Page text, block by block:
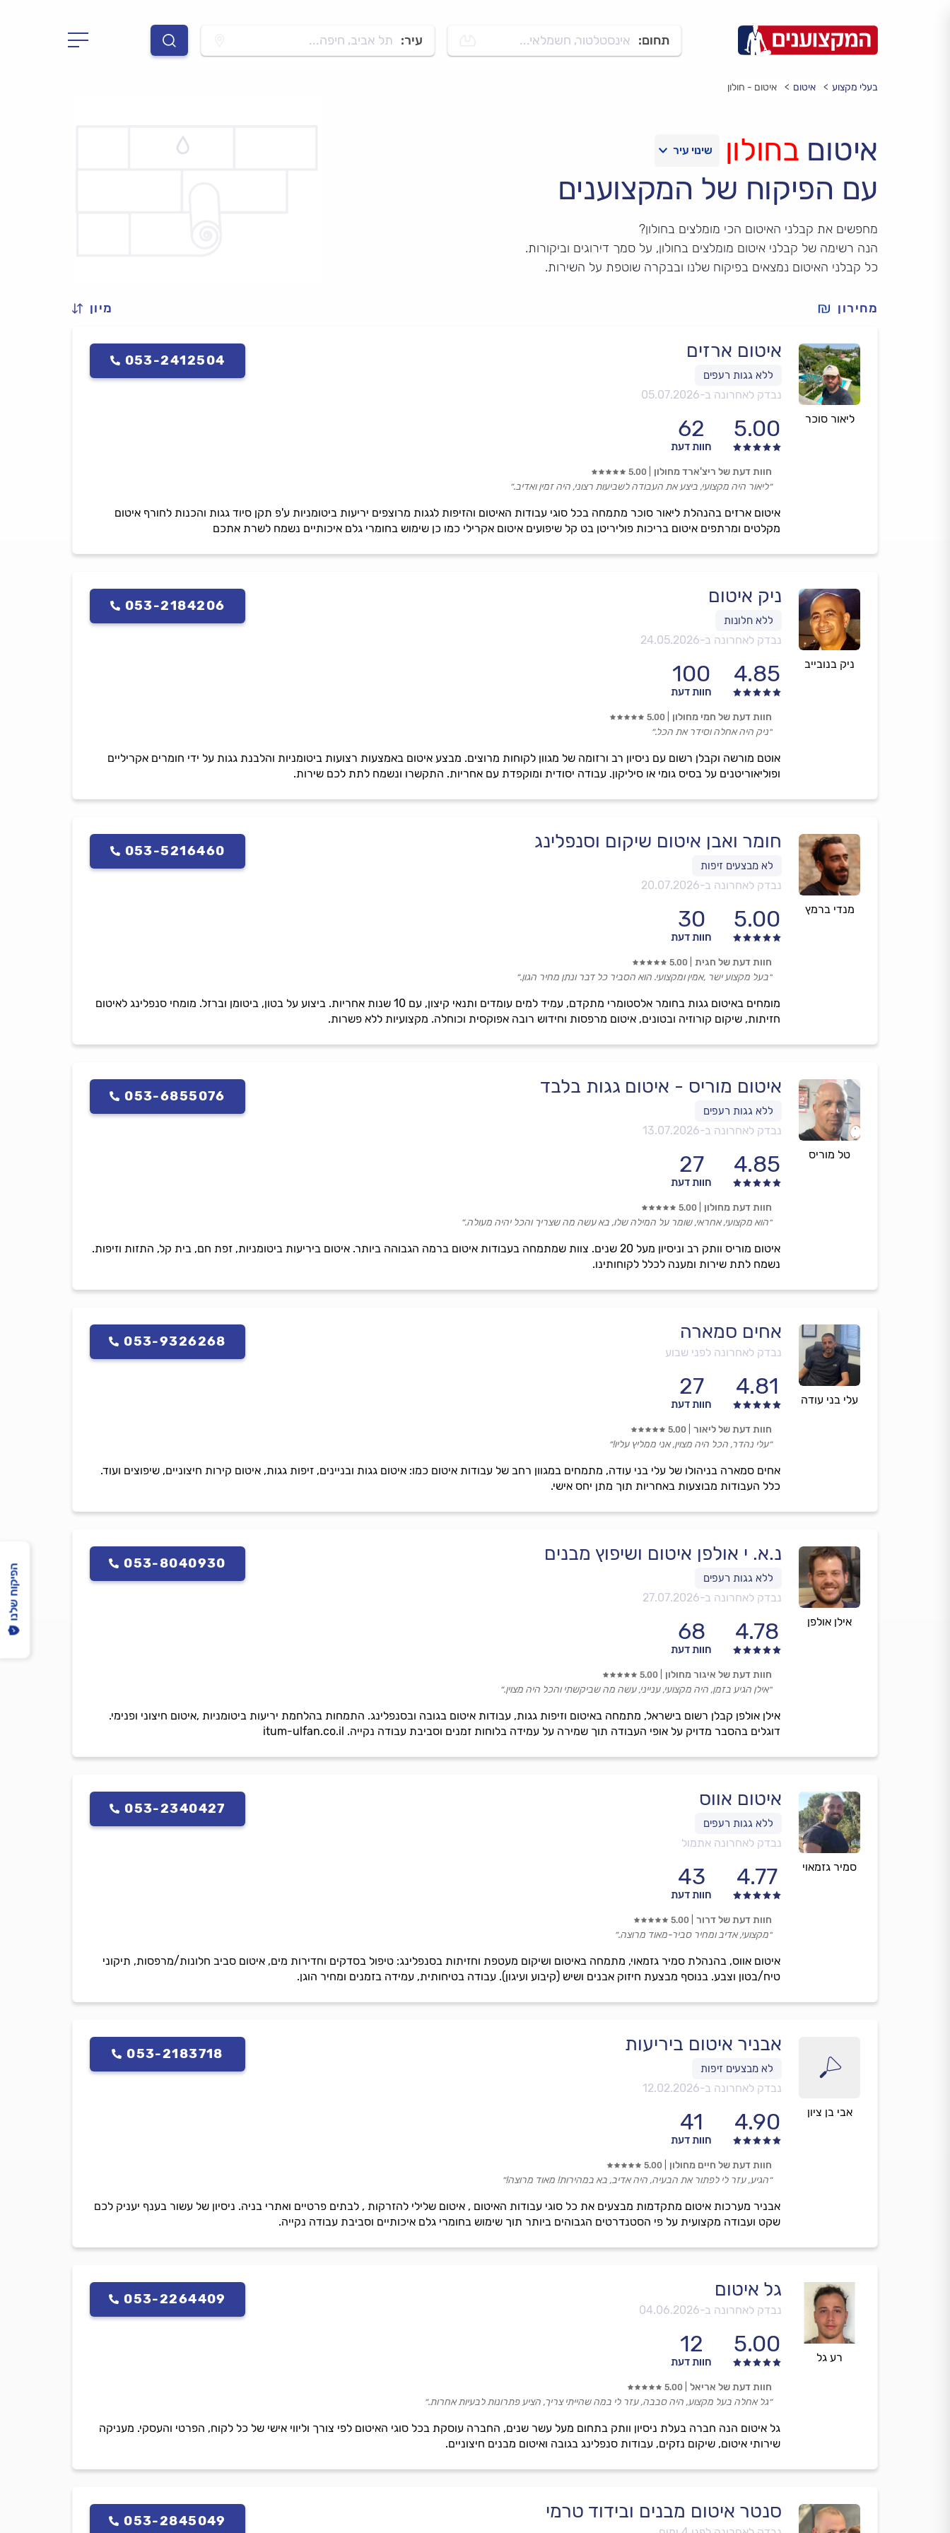
תחום: אינסטלטור, חשמלאי... עיר: תל אביב, חיפה...
בעלי מקצוע איטום איטום - חולון
איטום בחולון
עם הפיקוח של המקצוענים
מחפשים את קבלני האיטום הכי מומלצים בחולון?
הנה רשימה של קבלני איטום מומלצים בחולון, על סמך דירוגים וביקורות.
כל קבלני האיטום נמצאים בפיקוח שלנו ובבקרה שוטפת על השירות.
מחירון מיון
ליאור סוכר
איטום ארזים
נבדק לאחרונה ב-05.07.2026
5.00
62
חוות דעת
053-2412504
איטום ארזים בהנהלת ליאור סוכר מתמחה בכל סוגי עבודות האיטום והזיפות לגגות מרוצפים יריעות ביטומניות ע'פ תקן סיוד גגות והכנות לחורף איטום
מקלטים ומרתפים איטום בריכות פוליריטן בט קל שיפועים איטום אקרילי כמו כן שימוש בחומרי גלם איכותיים נשמח לשרת אתכם
חוות דעת של ריצ'ארד מחולון 5.00
״ליאור היה מקצועי, ביצע את העבודה לשביעות רצוני, היה זמין ואדיב.״
ניק בנובייב
ניק איטום
נבדק לאחרונה ב-24.05.2026
4.85
100
חוות דעת
053-2184206
אוטם מורשה וקבלן רשום עם ניסיון רב ורזומה של מגוון לקוחות מרוצים. מבצע איטום באמצעות רצועות ביטומניות והלבנת גגות על ידי חומרים אקריליים
ופוליאוריטנים על בסיס גומי או סיליקון. עבודה יסודית ומוקפדת עם אחריות. התקשרו ונשמח לתת לכם שירות.
חוות דעת של חמי מחולון 5.00
״ניק היה אחלה וסידר את הכל.״
מנדי ברמץ
חומר ואבן איטום שיקום וסנפלינג
נבדק לאחרונה ב-20.07.2026
5.00
30
חוות דעת
053-5216460
מומחים באיטום גגות בחומר אלסטומרי מתקדם, עמיד למים עומדים ותנאי קיצון, עם 10 שנות אחריות. ביצוע על בטון, ביטומן וברזל. מומחי סנפלינג לאיטום
חזיתות, שיקום קורוזיה ובטונים, איטום מרפסות וחידוש רובה אפוקסית וכוחלה. מקצועיות ללא פשרות.
חוות דעת של חגית 5.00
״בעל מקצוע ישר ,אמין ומקצועי. הוא הסביר כל דבר ונתן מחיר הגון.״
טל מוריס
איטום מוריס - איטום גגות בלבד
נבדק לאחרונה ב-13.07.2026
4.85
27
חוות דעת
053-6855076
איטום מוריס וותק רב וניסיון מעל 20 שנים. צוות שמתמחה בעבודות איטום ברמה הגבוהה ביותר. איטום ביריעות ביטומניות, זפת חם, בית קל, התזות וזיפות.
נשמח לתת שירות ומענה לכלל לקוחותינו.
חוות דעת מחולון 5.00
״הוא מקצועי, אחראי, שומר על המילה שלו, בא עשה מה שצריך והכל יהיה מעולה.״
עלי בני עודה
אחים סמארה
נבדק לאחרונה לפני שבוע
4.81
27
חוות דעת
053-9326268
אחים סמארה בניהולו של עלי בני עודה, מתמחים במגוון רחב של עבודות איטום כמו: איטום גגות ובניינים, זיפות גגות, איטום קירות חיצוניים, שיפוצים ועוד.
כלל העבודות מבוצעות באחריות תוך מתן יחס אישי.
חוות דעת של ליאור 5.00
״עלי נהדר, הכל היה מצוין, אני ממליץ עליו!״
אילן אולפן
נ.א. י אולפן איטום ושיפוץ מבנים
נבדק לאחרונה ב-27.07.2026
4.78
68
חוות דעת
053-8040930
אילן אולפן קבלן רשום בישראל, מתמחה באיטום וזיפות גגות, עבודות איטום בגובה ובסנפלינג. התמחות בהלחמת יריעות ביטומניות ,איטום חיצוני ופנימי.
דוגלים בהסבר מדויק על אופי העבודה תוך שמירה על עמידה בלוחות זמנים וסביבת עבודה נקייה. itum-ulfan.co.il
חוות דעת של איגור מחולון 5.00
״אילן הגיע בזמן, היה מקצועי, ענייני, עשה מה שביקשתי והכל היה מצוין.״
סמיר גזמאוי
איטום אווס
נבדק לאחרונה אתמול
4.77
43
חוות דעת
053-2340427
איטום אווס, בהנהלת סמיר גזמאוי, מתמחה באיטום ושיקום מעטפת וחזיתות בסנפלינג: טיפול בסדקים וחדירות מים, איטום סביב חלונות/מרפסות, תיקוני
טיח/בטון וצבע. בנוסף מבצעת חיזוק אבנים ושיש (קיבוע ועיגון). עבודה בטיחותית, עמידה בזמנים ומחיר הוגן.
חוות דעת של דרור 5.00
״מקצועי, אדיב ומחיר סביר-מאוד מרוצה.״
אבי בן ציון
אבניר איטום ביריעות
נבדק לאחרונה ב-12.02.2026
4.90
41
חוות דעת
053-2183718
אבניר מערכות איטום מתקדמות מבצעים את כל סוגי עבודות האיטום , איטום שלילי להזרקות , לבתים פרטיים ואתרי בניה. ניסיון של עשור בענף יעניק לכם
שקט ועבודה מקצועית על פי הסטנדרטים הגבוהים ביותר תוך שימוש בחומרי גלם איכותיים וסביבת עבודה נקייה.
חוות דעת של חיים מחולון 5.00
״הגיע, עזר לי לפתור את הבעיה, היה אדיב, בא במהירות! מאוד מרוצה!״
רע גל
גל איטום
נבדק לאחרונה ב-04.06.2026
5.00
12
חוות דעת
053-2264409
גל איטום הנה חברה בעלת ניסיון וותק בתחום מעל עשר שנים, החברה עוסקת בכל סוגי האיטום לפי צורך וליווי אישי של כל לקוח, הפרטי והעסקי. מעניקה
שירותי איטום, שיקום נזקים, עבודות סנפלינג בגובה ואיטום מבנים חיצוניים.
חוות דעת של אריאל 5.00
״גל אחלה בעל מקצוע, היה סבבה, עזר לי במה שהייתי צריך, הציע פתרונות לבעיות אחרות.״
סנטר איטום מבנים ובידוד טרמי 053-2845049
הפיקוח שלנו